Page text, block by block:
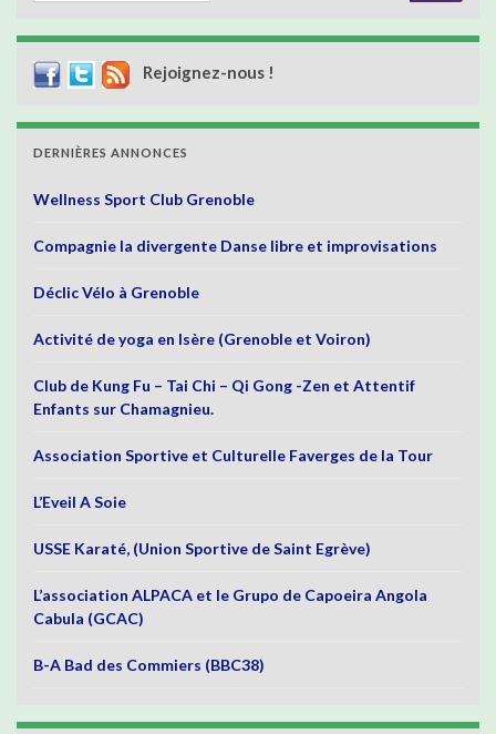
Rejoignez-nous !
DERNIÈRES ANNONCES
Wellness Sport Club Grenoble
Compagnie la divergente Danse libre et improvisations
Déclic Vélo à Grenoble
Activité de yoga en Isère (Grenoble et Voiron)
Club de Kung Fu – Tai Chi – Qi Gong -Zen et Attentif
Enfants sur Chamagnieu.
Association Sportive et Culturelle Faverges de la Tour
L’Eveil A Soie
USSE Karaté, (Union Sportive de Saint Egrève)
L’association ALPACA et le Grupo de Capoeira Angola
Cabula (GCAC)
B-A Bad des Commiers (BBC38)